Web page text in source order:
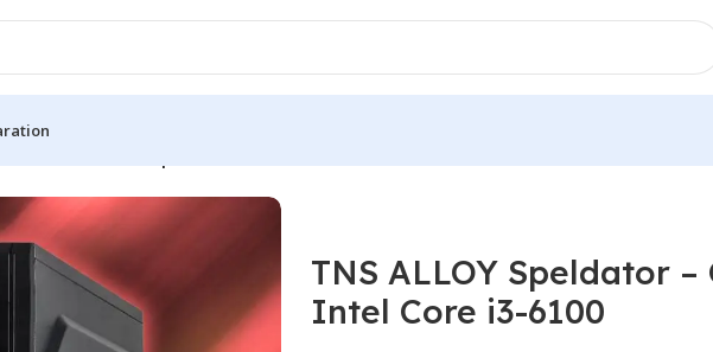
TNS ALLOY Speldator –
Intel Core i3-6100